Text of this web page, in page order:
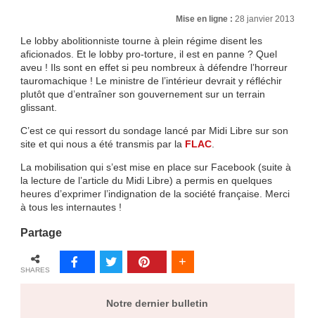
Mise en ligne :28 janvier 2013
Le lobby abolitionniste tourne à plein régime disent les
aficionados. Et le lobby pro-torture, il est en panne ? Quel
aveu ! Ils sont en effet si peu nombreux à défendre l’horreur
tauromachique ! Le ministre de l’intérieur devrait y réfléchir
plutôt que d’entraîner son gouvernement sur un terrain
glissant.
C’est ce qui ressort du sondage lancé par Midi Libre sur son
site et qui nous a été transmis par la FLAC.
La mobilisation qui s’est mise en place sur Facebook (suite à
la lecture de l’article du Midi Libre) a permis en quelques
heures d’exprimer l’indignation de la société française. Merci
à tous les internautes !
Partage
SHARES
Notre dernier bulletin